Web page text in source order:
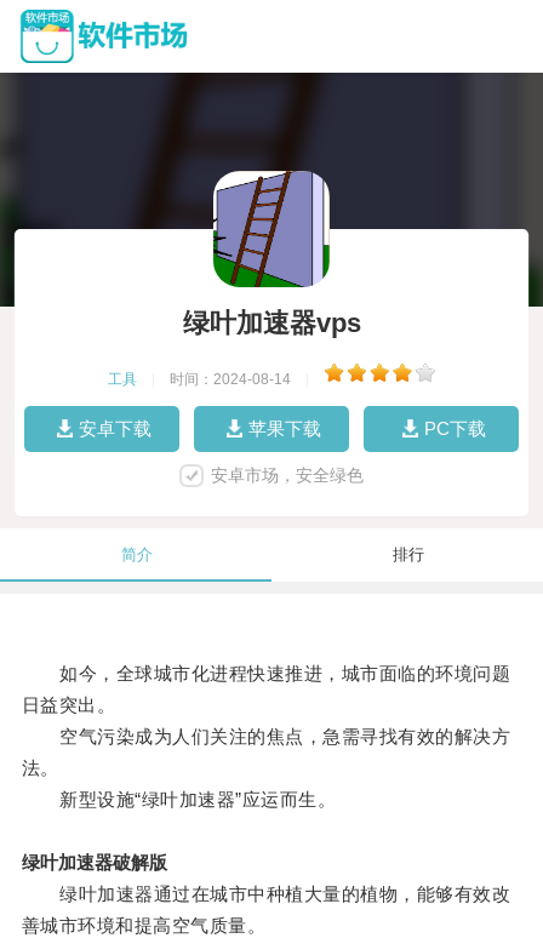
绿叶加速器vps
工具 时间：2024-08-14
安卓下载 苹果下载 PC下载
安卓市场，安全绿色
简介 排行
如今，全球城市化进程快速推进，城市面临的环境问题
日益突出。
空气污染成为人们关注的焦点，急需寻找有效的解决方
法。
新型设施“绿叶加速器”应运而生。
绿叶加速器破解版
绿叶加速器通过在城市中种植大量的植物，能够有效改
善城市环境和提高空气质量。